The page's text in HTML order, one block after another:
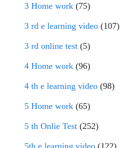
3 Home work (75)
3 rd e learning video (107)
3 rd online test (5)
4 Home work (96)
4 th e learning video (98)
5 Home work (65)
5 th Onlie Test (252)
5th e learning video (122)